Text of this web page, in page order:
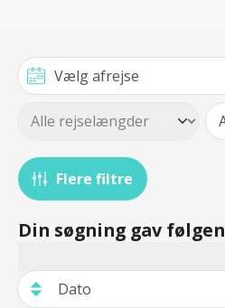
Flere filtre
Din søgning gav